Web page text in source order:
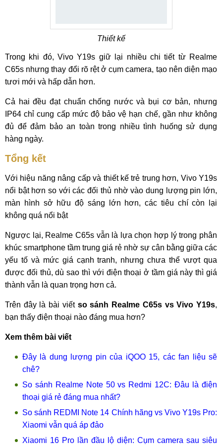
Thiết kế
Trong khi đó, Vivo Y19s giữ lại nhiều chi tiết từ Realme
C65s nhưng thay đổi rõ rệt ở cụm camera, tạo nên diện mạo
tươi mới và hấp dẫn hơn.
Cả hai đều đạt chuẩn chống nước và bụi cơ bản, nhưng
IP64 chỉ cung cấp mức độ bảo vệ hạn chế, gần như không
đủ để đảm bảo an toàn trong nhiều tình huống sử dụng
hàng ngày.
Tổng kết
Với hiệu năng nâng cấp và thiết kế trẻ trung hơn, Vivo Y19s
nổi bật hơn so với các đối thủ nhờ vào dung lượng pin lớn,
màn hình sở hữu độ sáng lớn hơn, các tiêu chí còn lại
không quá nổi bật
Ngược lại, Realme C65s vẫn là lựa chọn hợp lý trong phân
khúc smartphone tầm trung giá rẻ nhờ sự cân bằng giữa các
yếu tố và mức giá cạnh tranh, nhưng chưa thể vượt qua
được đối thủ, dù sao thì với điện thoại ở tầm giá này thì giá
thành vẫn là quan trọng hơn cả.
Trên đây là bài viết so sánh Realme C65s vs Vivo Y19s,
bạn thấy điện thoại nào đáng mua hơn?
Xem thêm bài viết
Đây là dung lượng pin của iQOO 15, các fan liệu sẽ
chê?
So sánh Realme Note 50 vs Redmi 12C: Đâu là điện
thoại giá rẻ đáng mua nhất?
So sánh REDMI Note 14 Chính hãng vs Vivo Y19s Pro:
Xiaomi vẫn quá áp đảo
Xiaomi 16 Pro lần đầu lộ diện: Cụm camera sau siêu